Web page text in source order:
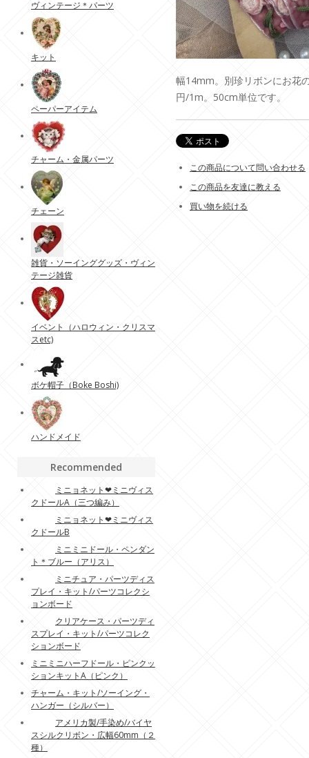
幅14mm。別珍リボンにお花
円/1m。50cm単位です。
この商品について問い合わせる
この商品を友達に教える
買い物を続ける
ヴィンテージ＊パーツ
キット
ペーパーアイテム
チャーム・金属パーツ
チェーン
雑貨・ソーインググッズ・ヴィン
テージ雑貨
イベント（ハロウィン・クリスマ
スetc)
ボケ帽子（Boke Boshi)
ハンドメイド
Recommended
ミニョネット❤︎ミニヴィス
クドールA（三つ編み）
ミニョネット❤︎ミニヴィス
クドールB
ミニミニドール・ペンダン
ト＊ブルー（アリス）
ミニチュア・パーツディス
プレイ・キット/パーツコレクシ
ョンボード
クリアケース・パーツディ
スプレイ・キット/パーツコレク
ションボード
ミニミニハーフドール・ピンクッ
ションキットA（ピンク）
チャーム・キット/ソーイング・
ハンガー（シルバー）
アメリカ製/手染め/バイヤ
スシルクリボン・広幅60mm（２
種）